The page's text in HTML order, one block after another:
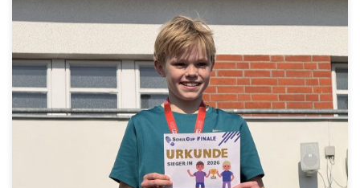
Sonne, frische Luft und perfekte Laufbedingungen:
Beim Finale des Berliner Schul-Crosslaufs im Stadion
Rehbergezeigte das Arndt-Gymnasium eine starke
Teamleistung und sorgte […]